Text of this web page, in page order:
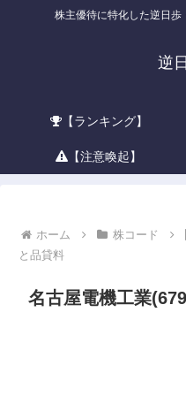
株主優待に特化した逆日歩
逆
【ランキング】
【注意喚起】
ホーム 株コード
と品貸料
名古屋電機工業